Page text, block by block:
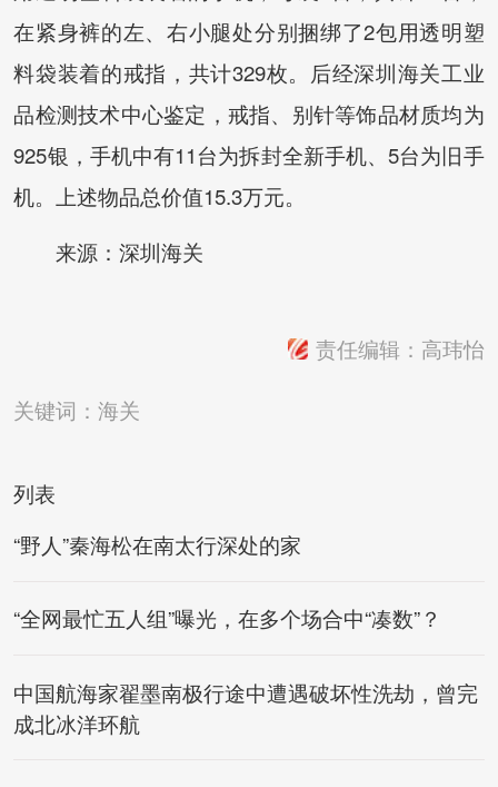
在紧身裤的左、右小腿处分别捆绑了2包用透明塑
料袋装着的戒指，共计329枚。后经深圳海关工业
品检测技术中心鉴定，戒指、别针等饰品材质均为
925银，手机中有11台为拆封全新手机、5台为旧手
机。上述物品总价值15.3万元。
来源：深圳海关
责任编辑：高玮怡
关键词：海关
列表
“野人”秦海松在南太行深处的家
“全网最忙五人组”曝光，在多个场合中“凑数”？
中国航海家翟墨南极行途中遭遇破坏性洗劫，曾完
成北冰洋环航